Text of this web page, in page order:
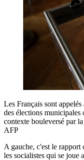
Les Français sont
des élections municipales
contexte bouleversé par
AFP
A gauche, c'est le
les socialistes qui se joue